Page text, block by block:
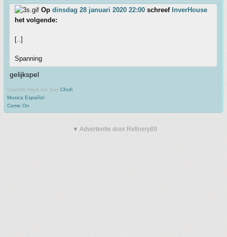
Op dinsdag 28 januari 2020 22:00 schreef InverHouse
het volgende:
[..]
Spanning
gelijkspel
Cuando haya sol, hay Chufi
Musica Español
Come On
▼ Advertentie door Refinery89